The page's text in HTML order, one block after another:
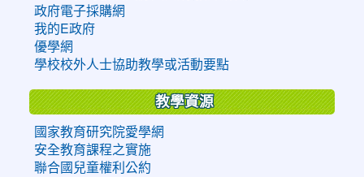
政府電子採購網
我的E政府
優學網
學校校外人士協助教學或活動要點
教學資源
國家教育研究院愛學網
安全教育課程之實施
聯合國兒童權利公約